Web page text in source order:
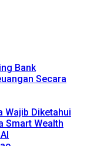
Bank
Secara
Diketahui
Smart Wealth